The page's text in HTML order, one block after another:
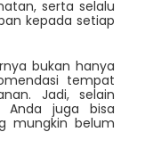
serta selalu
kepada setiap
bukan hanya
tempat
Jadi, selain
Anda juga bisa
mungkin belum